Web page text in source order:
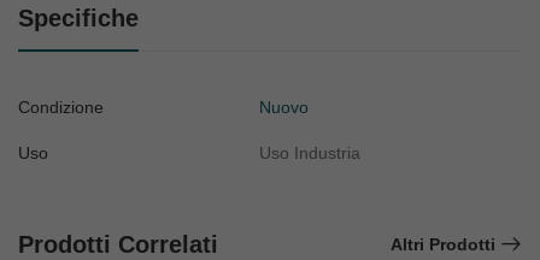
Specifiche
Condizione Nuovo
Uso Uso Industria
Prodotti Correlati Altri Prodotti